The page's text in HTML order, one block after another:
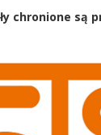
chronione są